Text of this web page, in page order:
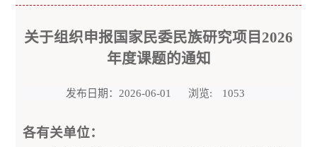
关于组织申报国家民委民族研究项目2026
年度课题的通知
发布日期：2026-06-01 浏览: 1053
各有关单位：